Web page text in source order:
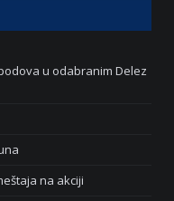
u odabranim Delez
na akciji